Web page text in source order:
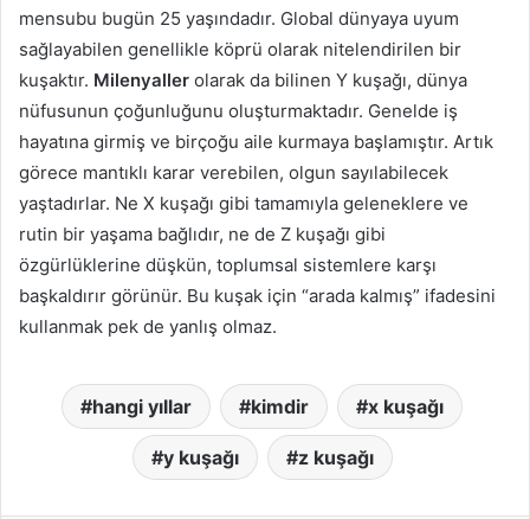
mensubu bugün 25 yaşındadır. Global dünyaya uyum
sağlayabilen genellikle köprü olarak nitelendirilen bir
kuşaktır. Milenyaller olarak da bilinen Y kuşağı, dünya
nüfusunun çoğunluğunu oluşturmaktadır. Genelde iş
hayatına girmiş ve birçoğu aile kurmaya başlamıştır. Artık
görece mantıklı karar verebilen, olgun sayılabilecek
yaştadırlar. Ne X kuşağı gibi tamamıyla geleneklere ve
rutin bir yaşama bağlıdır, ne de Z kuşağı gibi
özgürlüklerine düşkün, toplumsal sistemlere karşı
başkaldırır görünür. Bu kuşak için “arada kalmış” ifadesini
kullanmak pek de yanlış olmaz.
hangi yıllar kimdir x kuşağı
y kuşağı z kuşağı